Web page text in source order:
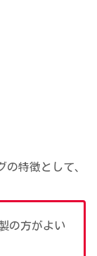
の特徴として、
の方がよい